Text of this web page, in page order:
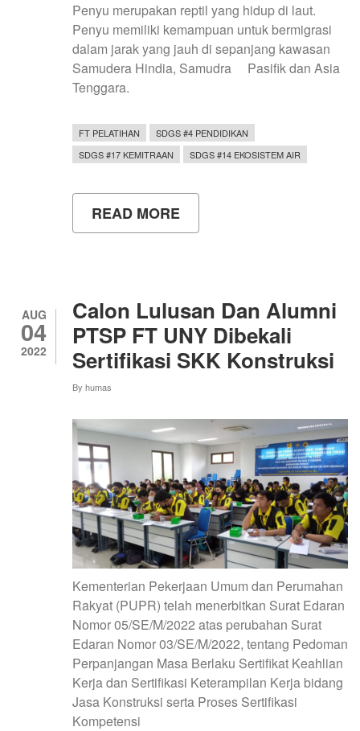
Penyu merupakan reptil yang hidup di laut.
Penyu memiliki kemampuan untuk bermigrasi
dalam jarak yang jauh di sepanjang kawasan
Samudera Hindia, Samudra Pasifik dan Asia
Tenggara.
FT PELATIHAN
SDGS #4 PENDIDIKAN
SDGS #17 KEMITRAAN
SDGS #14 EKOSISTEM AIR
READ MORE
ALAT
AUG
04
2022
Calon Lulusan Dan Alumni
PTSP FT UNY Dibekali
Sertifikasi SKK Konstruksi
By humas
Kementerian Pekerjaan Umum dan Perumahan
Rakyat (PUPR) telah menerbitkan Surat Edaran
Nomor 05/SE/M/2022 atas perubahan Surat
Edaran Nomor 03/SE/M/2022, tentang Pedoman
Perpanjangan Masa Berlaku Sertifikat Keahlian
Kerja dan Sertifikasi Keterampilan Kerja bidang
Jasa Konstruksi serta Proses Sertifikasi
Kompetensi